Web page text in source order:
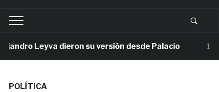
Leyva dieron su versión desde Palacio 1
POLÍTICA